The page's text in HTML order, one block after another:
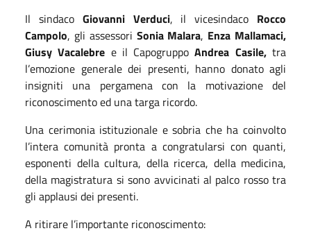
Il sindaco Giovanni Verduci, il vicesindaco Rocco
Campolo, gli assessori Sonia Malara, Enza Mallamaci,
Giusy Vacalebre e il CapogruppoAndrea Casile,tra
l’emozione generale dei presenti, hanno donato agli
insigniti una pergamena con la motivazione del
riconoscimento ed una targa ricordo.
Una cerimonia istituzionale e sobria che ha coinvolto
l’intera comunità pronta a congratularsi con quanti,
esponenti della cultura, della ricerca, della medicina,
della magistratura si sono avvicinati al palco rosso tra
gli applausi dei presenti.
A ritirare l’importante riconoscimento: